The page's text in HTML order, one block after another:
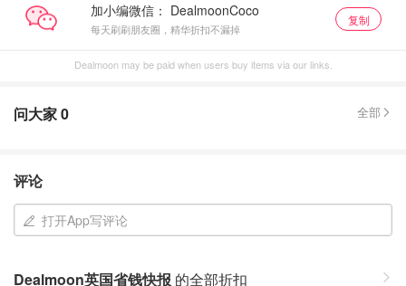
加小编微信：
每天刷刷朋友圈，精华折扣不漏掉
复制
Dealmoon may be paid when users buy items via our links.
问大家0 全部
评论
打开App写评论
Dealmoon英国省钱快报 的全部折扣